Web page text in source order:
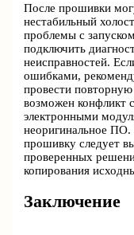
После прошивки
нестабильный
проблемы с
подключить
неисправностей.
ошибками,
провести
возможен конфликт
электронными
неоригинальное
прошивку следует
проверенных
копирования
Заключение